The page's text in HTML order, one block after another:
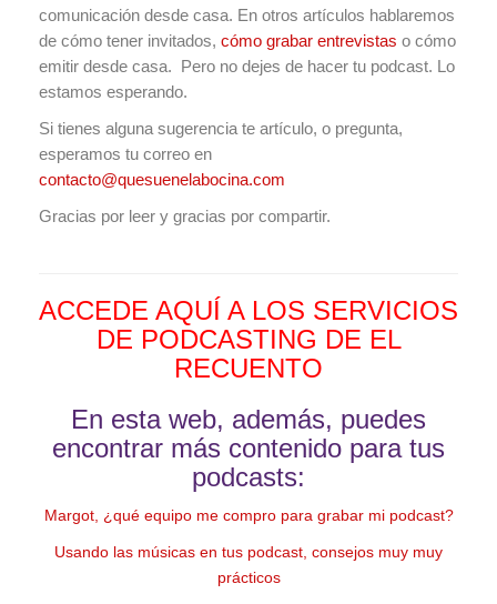
comunicación desde casa. En otros artículos hablaremos
de cómo tener invitados, cómo grabar entrevistas o cómo
emitir desde casa. Pero no dejes de hacer tu podcast. Lo
estamos esperando.
Si tienes alguna sugerencia te artículo, o pregunta,
esperamos tu correo en
contacto@quesuenelabocina.com
Gracias por leer y gracias por compartir.
ACCEDE AQUÍ A LOS SERVICIOS
DE PODCASTING DE EL
RECUENTO
En esta web, además, puedes
encontrar más contenido para tus
podcasts:
Margot, ¿qué equipo me compro para grabar mi podcast?
Usando las músicas en tus podcast, consejos muy muy
prácticos